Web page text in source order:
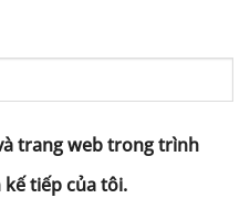
trang web trong trình
tiếp của tôi.